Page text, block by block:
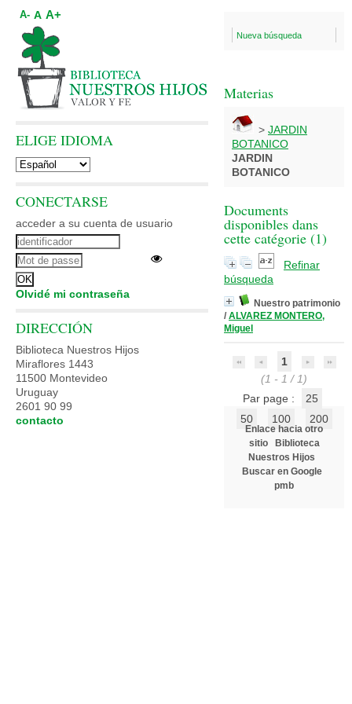
Nueva búsqueda
Materias
> JARDIN
BOTANICO
JARDIN
BOTANICO
Documents
disponibles dans
cette catégorie (1)
Refinar
búsqueda
Nuestro patrimonio
/ ALVAREZ MONTERO,
Miguel
1
(1 - 1 / 1)
Par page :
25
50
100 200
Enlace hacia otro
sitio
Biblioteca
Nuestros Hijos
Buscar en Google
pmb
A- A A+
ELIGE IDIOMA
CONECTARSE
acceder a su cuenta de usuario
Olvidé mi contraseña
DIRECCIÓN
Biblioteca Nuestros Hijos
Miraflores 1443
11500 Montevideo
Uruguay
2601 90 99
contacto